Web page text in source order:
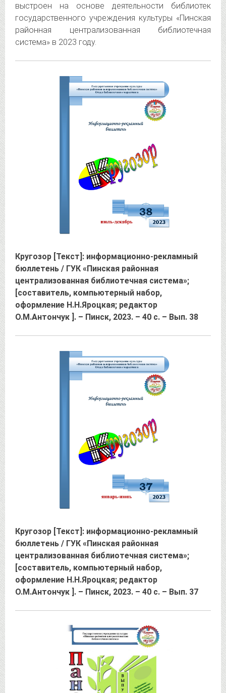
выстроен на основе деятельности библиотек
государственного учреждения культуры «Пинская
районная централизованная библиотечная
система» в 2023 году.
Кругозор [Текст]: информационно-рекламный
бюллетень / ГУК «Пинская районная
централизованная библиотечная система»;
[составитель, компьютерный набор,
оформление Н.Н.Яроцкая; редактор
О.М.Антончук ]. – Пинск, 2023. – 40 с. – Вып. 38
Кругозор [Текст]: информационно-рекламный
бюллетень / ГУК «Пинская районная
централизованная библиотечная система»;
[составитель, компьютерный набор,
оформление Н.Н.Яроцкая; редактор
О.М.Антончук ]. – Пинск, 2023. – 40 с. – Вып. 37